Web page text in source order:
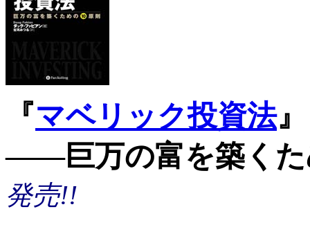
『マベリック投資法』
――巨万の富を築くた
発売!!